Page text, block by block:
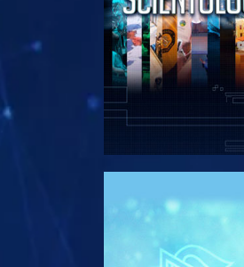
ESPLORA LE SERIE